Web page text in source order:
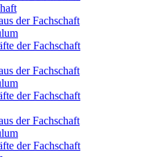
der Fachschaft
der Fachschaft
der Fachschaft
der Fachschaft
der Fachschaft
der Fachschaft